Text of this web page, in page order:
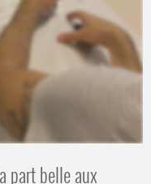
·
Comprendre et parler
Bienvenue en Belgique
un lieu d’alphabétisation
part belle aux